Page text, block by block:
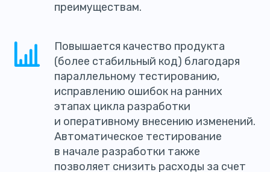
преимуществам.
Повышается качество продукта
(более стабильный код) благодаря
параллельному тестированию,
исправлению ошибок на ранних
этапах цикла разработки
и оперативному внесению изменений.
Автоматическое тестирование
в начале разработки также
позволяет снизить расходы за счет